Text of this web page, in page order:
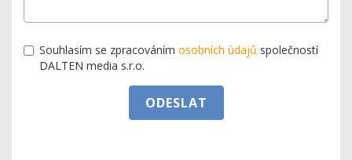
Souhlasím se zpracováním osobních údajů společností
DALTEN media s.r.o.
ODESLAT